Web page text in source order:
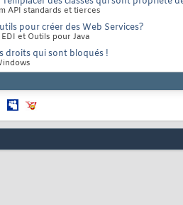
API standards et tierces
pour créer des Web Services?
et Outils pour Java
droits qui sont bloqués !